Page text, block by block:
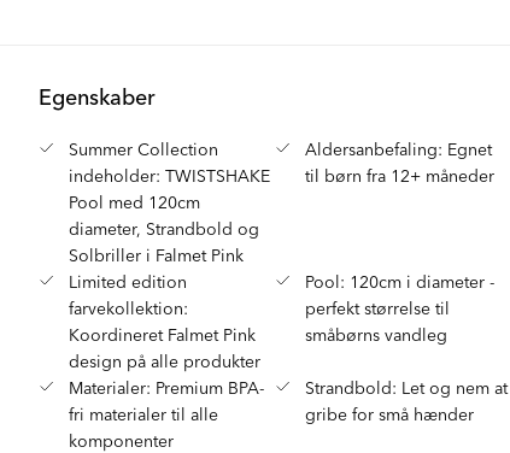
Egenskaber
Summer Collection
indeholder: TWISTSHAKE
Pool med 120cm
diameter, Strandbold og
Solbriller i Falmet Pink
Aldersanbefaling: Egnet
til børn fra 12+ måneder
Limited edition
farvekollektion:
Koordineret Falmet Pink
design på alle produkter
Pool: 120cm i diameter -
perfekt størrelse til
småbørns vandleg
Materialer: Premium BPA-
fri materialer til alle
komponenter
Strandbold: Let og nem at
gribe for små hænder